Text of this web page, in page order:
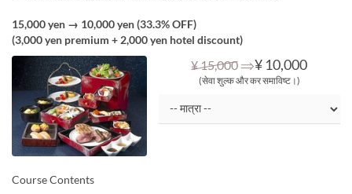
15,000 yen → 10,000 yen (33.3% OFF)
(3,000 yen premium + 2,000 yen hotel discount)
¥ 15,000 ⇒¥ 10,000
(सेवा शुल्क और कर समाविष्ट।)
Course Contents